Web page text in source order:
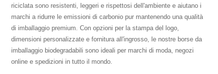
riciclata sono resistenti, leggeri e rispettosi dell'ambiente e aiutano i
marchi a ridurre le emissioni di carbonio pur mantenendo una qualità
di imballaggio premium. Con opzioni per la stampa del logo,
dimensioni personalizzate e fornitura all'ingrosso, le nostre borse da
imballaggio biodegradabili sono ideali per marchi di moda, negozi
online e spedizioni in tutto il mondo.